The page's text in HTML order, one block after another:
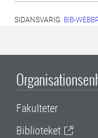
SIDANSVARIG: BIB-
Fakulteter
Biblioteket